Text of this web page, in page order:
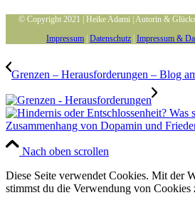
© Copyright 2021 | Heike Adami | Autorin &
Impressum | Datenschutz | Impressum &
Grenzen – Herausforderungen – Blog
Zusammenhang von Dopamin und
Nach oben scrollen
Diese Seite verwendet Cookies. Mit der
stimmst du die Verwendung von Cookies